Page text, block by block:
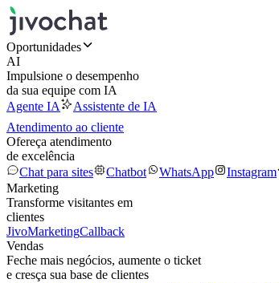
Oportunidades
AI
Impulsione o desempenho
da sua equipe com IA
Agente IA
Assistente de IA
Atendimento ao cliente
Ofereça atendimento
de excelência
Chat para sites
Chatbot WhatsApp Instagram
Marketing
Transforme visitantes em
clientes
JivoMarketingCallback
Vendas
Feche mais negócios, aumente o ticket
e cresça sua base de clientes